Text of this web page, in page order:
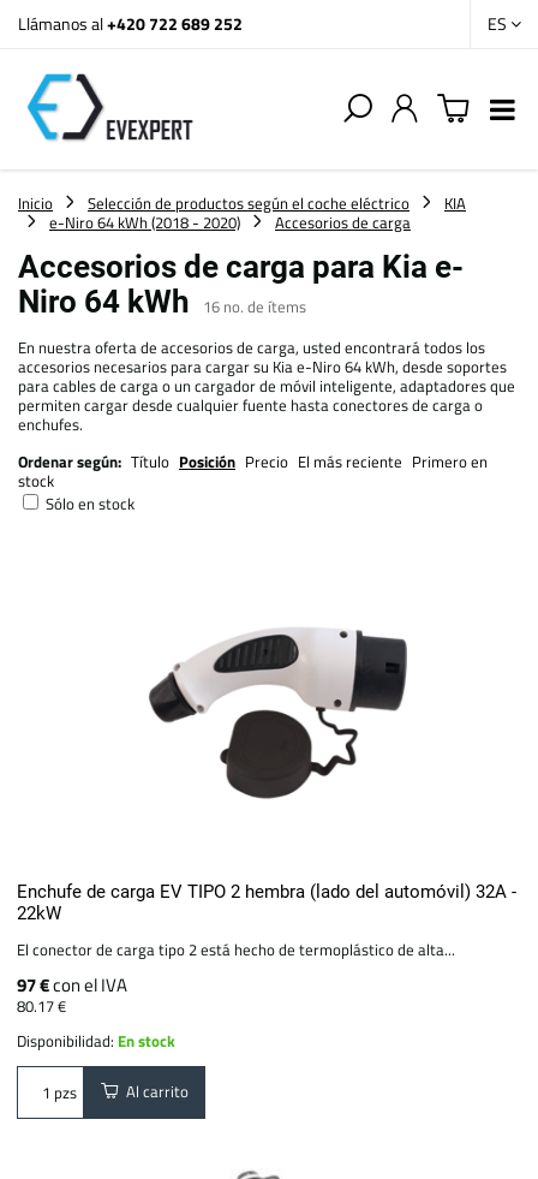
Llámanos al+420 722 689 252 ES
Inicio Selección de productos según el coche eléctrico
KIA
e-Niro 64 kWh (2018 - 2020)
Accesorios de carga
Accesorios de carga para Kia e-
Niro 64 kWh
16 no. de ítems
En nuestra oferta de accesorios de carga, usted encontrará todos los
accesorios necesarios para cargar su Kia e-Niro 64 kWh, desde soportes
para cables de carga o un cargador de móvil inteligente, adaptadores que
permiten cargar desde cualquier fuente hasta conectores de carga o
enchufes.
Ordenar según: Título Posición Precio El más reciente Primero en
stock
Sólo en stock
Enchufe de carga EV TIPO 2 hembra (lado del automóvil) 32A -
22kW
El conector de carga tipo 2 está hecho de termoplástico de alta...
97 €con el IVA
80.17 €
Disponibilidad: En stock
pzs Al carrito